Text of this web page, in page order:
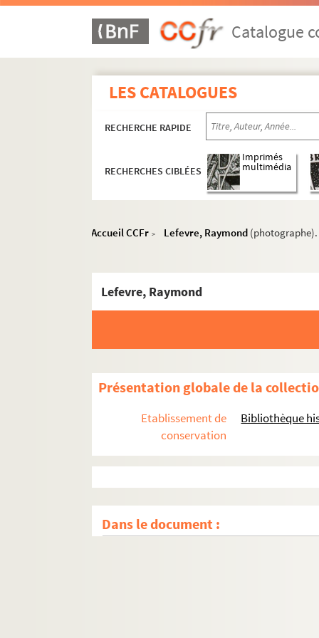
Catalogue
LES CATALOGUES
RECHERCHE RAPIDE
RECHERCHES CIBLÉES
Imprimés
multimédia
Accueil CCFr > Lefevre, Raymond
Lefevre, Raymond
Présentation globale de la
Etablissement de
conservation
Bibliothèque
Dans le document :